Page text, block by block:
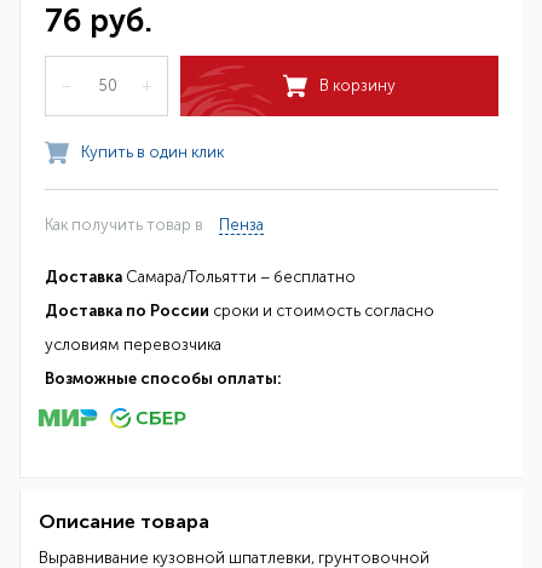
76 руб.
– + В корзину
Купить в один клик
Как получить товар в Пенза
Доставка Самара/Тольятти – бесплатно
Доставка по России сроки и стоимость согласно
условиям перевозчика
Возможные способы оплаты:
Описание товара
Выравнивание кузовной шпатлевки, грунтовочной